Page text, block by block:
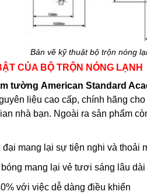
Bản vẽ kỹ thuật bộ trộn nóng
CỦA BỘ TRỘN NÓNG LẠNH
tường American Standard
liệu cao cấp, chính hãng
nhà bạn. Ngoài ra sản phẩm
đại mang lại sự tiện nghi và thoải
mang lại vẻ tươi sáng lâu dài
với việc dễ dàng điều khiển